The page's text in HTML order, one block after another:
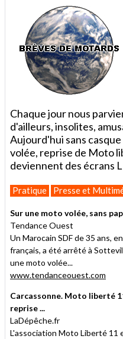
Chaque jour nous
d'ailleurs, insolites,
Aujourd'hui sans
volée, reprise de Moto
deviennent des écrans
Pratique Presse et
Sur une moto volée, sans
Tendance Ouest
Un Marocain SDF de 35 ans,
français, a été arrêté à
une moto volée...
www.tendanceouest.com
Carcassonne. Moto liberté
reprise ...
LaDépêche.fr
L'association Moto Liberté 11